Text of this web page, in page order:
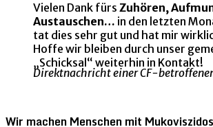
Vielen Dank fürs Zuhören,
Austauschen… in den letzten
tat dies sehr gut und hat mir
Hoffe wir bleiben durch unser
„Schicksal“ weiterhin in Kontakt!
Direktnachricht einer CF-
Wir machen Menschen mit